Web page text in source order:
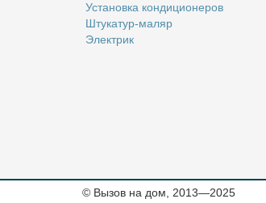
Уста­нов­ка кон­ди­ци­о­не­ров
Шту­ка­тур-ма­ляр
Элек­трик
© Вызов на дом, 2013—2025